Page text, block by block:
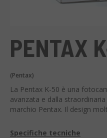
PENTAX
(Pentax)
La Pentax K-50 è una
avanzata e dalla
marchio Pentax. Il design
qualità e affidabilità.
Specifiche tecniche